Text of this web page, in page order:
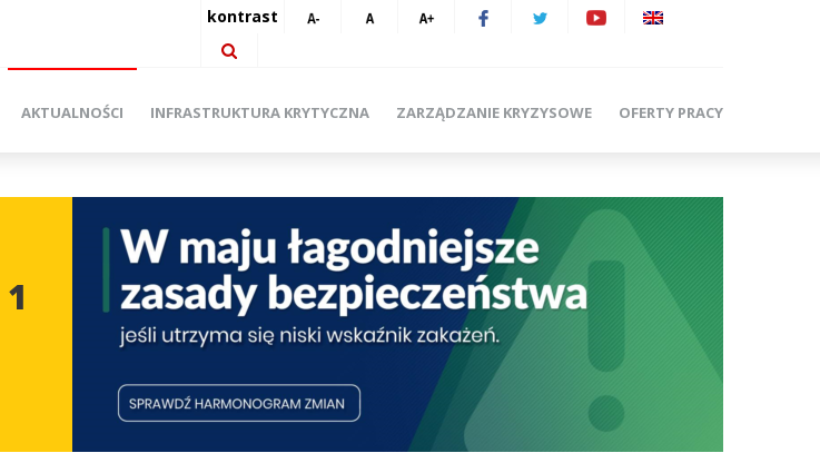
kontrast
AKTUALNOŚCI INFRASTRUKTURA KRYTYCZNA ZARZĄDZANIE KRYZYSOWE OFERTY PRACY